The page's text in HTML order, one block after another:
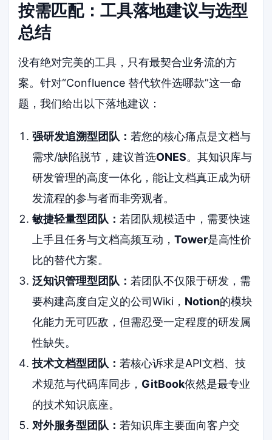
按需匹配：工具落地建议与选型
总结
没有绝对完美的工具，只有最契合业务流的方
案。针对“Confluence 替代软件选哪款”这一命
题，我们给出以下落地建议：
强研发追溯型团队： 若您的核心痛点是文档与
需求/缺陷脱节，建议首选ONES。其知识库与
研发管理的高度一体化，能让文档真正成为研
发流程的参与者而非旁观者。
敏捷轻量型团队： 若团队规模适中，需要快速
上手且任务与文档高频互动， Tower是高性价
比的替代方案。
泛知识管理型团队： 若团队不仅限于研发，需
要构建高度自定义的公司Wiki， Notion的模块
化能力无可匹敌，但需忍受一定程度的研发属
性缺失。
技术文档型团队： 若核心诉求是API文档、技
术规范与代码库同步， GitBook依然是最专业
的技术知识底座。
对外服务型团队： 若知识库主要面向客户交